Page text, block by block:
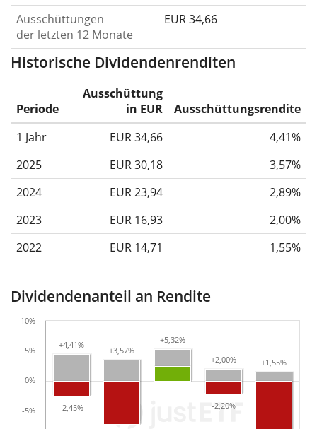
Ausschüttungen
der letzten 12 Monate
EUR 34,66
Historische Dividendenrenditen
Periode
Ausschüttung
in EUR
Ausschüttungsrendite
1 Jahr
EUR 34,66
4,41%
2025
EUR 30,18
3,57%
2024
EUR 23,94
2,89%
2023
EUR 16,93
2,00%
2022
EUR 14,71 1,55%
Dividendenanteil an Rendite
-2,45%
-2,45% -2,20%
-2,20%
+4,41%
+4,41%
+3,57%
+3,57%
+5,32%
+5,32%
+2,00%
+2,00% +1,55%
+1,55%
-5%
0%
5%
10%